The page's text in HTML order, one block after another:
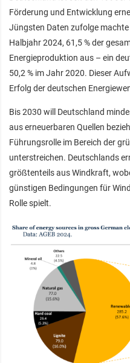
Förderung und Entwicklung
Jüngsten Daten zufolge machte
Halbjahr 2024, 61,5 % der
Energieproduktion aus – ein
50,2 % im Jahr 2020. Dieser
Erfolg der deutschen
Bis 2030 will Deutschland
aus erneuerbaren Quellen
Führungsrolle im Bereich der
unterstreichen. Deutschlands
größtenteils aus Windkraft,
günstigen Bedingungen für
Rolle spielt.